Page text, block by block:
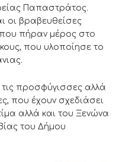
Παπαστράτος.
οι βραβευθείσες
που πήραν μέρος στο
που υλοποίησε το
προσφύγισσες αλλά
που έχουν σχεδιάσει
αλλά και του Ξενώνα
του Δήμου